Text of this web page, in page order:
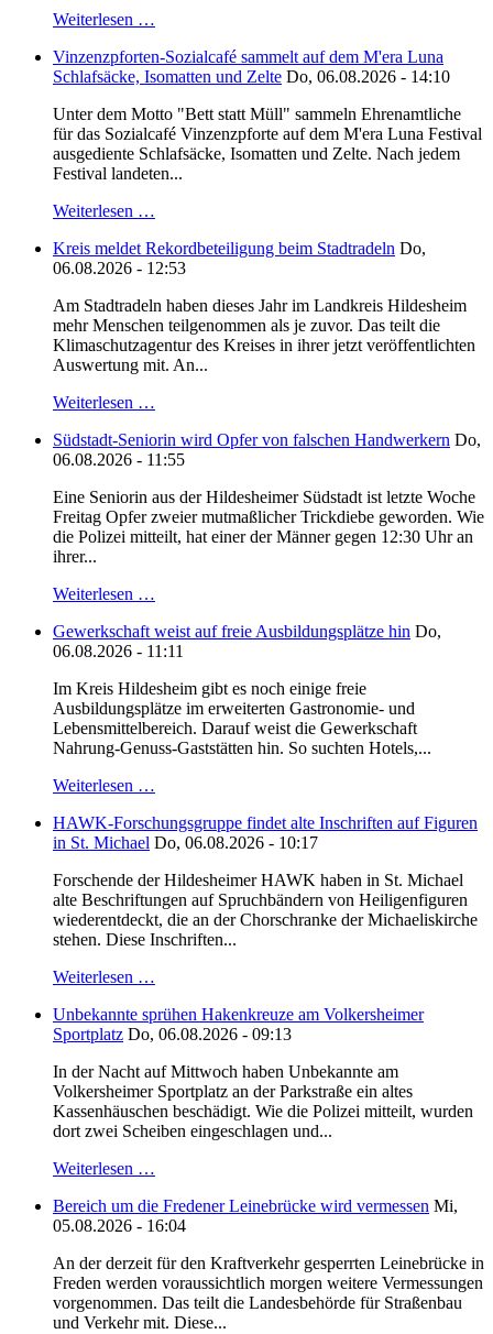
Weiterlesen …
Vinzenzpforten-Sozialcafé sammelt auf dem M'era Luna
Schlafsäcke, Isomatten und Zelte Do, 06.08.2026 - 14:10
Unter dem Motto "Bett statt Müll" sammeln Ehrenamtliche
für das Sozialcafé Vinzenzpforte auf dem M'era Luna Festival
ausgediente Schlafsäcke, Isomatten und Zelte. Nach jedem
Festival landeten...
Weiterlesen …
Kreis meldet Rekordbeteiligung beim Stadtradeln Do,
06.08.2026 - 12:53
Am Stadtradeln haben dieses Jahr im Landkreis Hildesheim
mehr Menschen teilgenommen als je zuvor. Das teilt die
Klimaschutzagentur des Kreises in ihrer jetzt veröffentlichten
Auswertung mit. An...
Weiterlesen …
Südstadt-Seniorin wird Opfer von falschen Handwerkern Do,
06.08.2026 - 11:55
Eine Seniorin aus der Hildesheimer Südstadt ist letzte Woche
Freitag Opfer zweier mutmaßlicher Trickdiebe geworden. Wie
die Polizei mitteilt, hat einer der Männer gegen 12:30 Uhr an
ihrer...
Weiterlesen …
Gewerkschaft weist auf freie Ausbildungsplätze hin Do,
06.08.2026 - 11:11
Im Kreis Hildesheim gibt es noch einige freie
Ausbildungsplätze im erweiterten Gastronomie- und
Lebensmittelbereich. Darauf weist die Gewerkschaft
Nahrung-Genuss-Gaststätten hin. So suchten Hotels,...
Weiterlesen …
HAWK-Forschungsgruppe findet alte Inschriften auf Figuren
in St. Michael Do, 06.08.2026 - 10:17
Forschende der Hildesheimer HAWK haben in St. Michael
alte Beschriftungen auf Spruchbändern von Heiligenfiguren
wiederentdeckt, die an der Chorschranke der Michaeliskirche
stehen. Diese Inschriften...
Weiterlesen …
Unbekannte sprühen Hakenkreuze am Volkersheimer
Sportplatz Do, 06.08.2026 - 09:13
In der Nacht auf Mittwoch haben Unbekannte am
Volkersheimer Sportplatz an der Parkstraße ein altes
Kassenhäuschen beschädigt. Wie die Polizei mitteilt, wurden
dort zwei Scheiben eingeschlagen und...
Weiterlesen …
Bereich um die Fredener Leinebrücke wird vermessen Mi,
05.08.2026 - 16:04
An der derzeit für den Kraftverkehr gesperrten Leinebrücke in
Freden werden voraussichtlich morgen weitere Vermessungen
vorgenommen. Das teilt die Landesbehörde für Straßenbau
und Verkehr mit. Diese...